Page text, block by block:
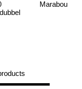
Marabou